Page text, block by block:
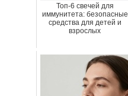
Топ-6 свечей для
иммунитета: безопасные
средства для детей и
взрослых